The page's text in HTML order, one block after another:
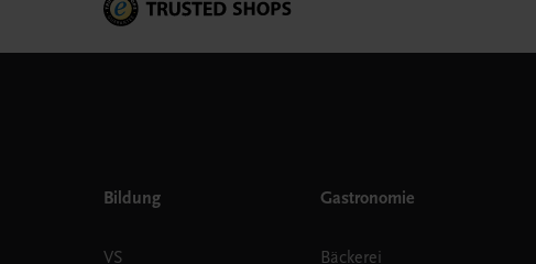
Bildung
VS
Gastronomie
Bäckerei